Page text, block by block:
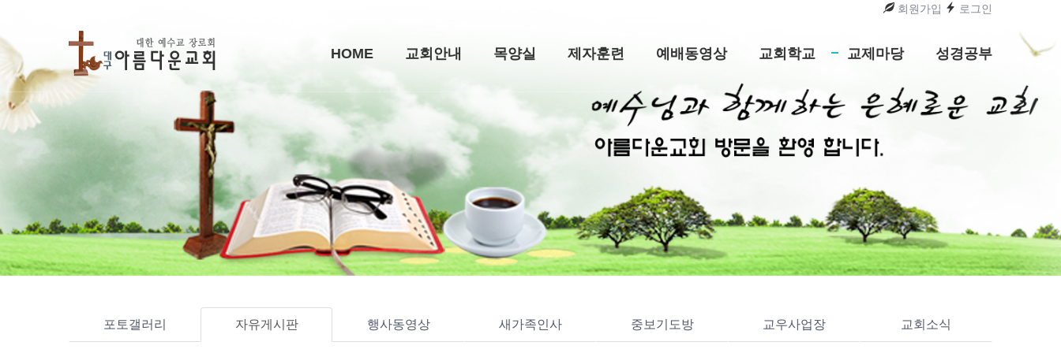
회원가입 로그인
HOME 교회안내 목양실 제자훈련 예배동영상 교회학교 교제마당 성경공부
포토갤러리 자유게시판 행사동영상 새가족인사 중보기도방 교우사업장 교회소식